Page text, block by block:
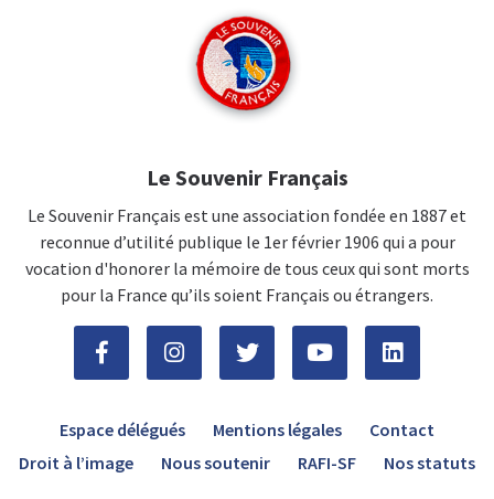
Le Souvenir Français
Le Souvenir Français est une association fondée en 1887 et
reconnue d’utilité publique le 1er février 1906 qui a pour
vocation d'honorer la mémoire de tous ceux qui sont morts
pour la France qu’ils soient Français ou étrangers.
Espace délégués Mentions légales
Contact
Droit à l’image
Nous soutenir RAFI-SF Nos statuts